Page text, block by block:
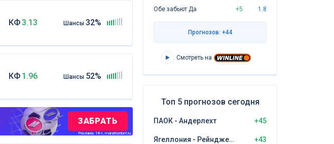
КФ3.13 Шансы 32%
КФ 1.96 Шансы 52%
ЗАБРАТЬ
Реклама. 18+, marathonbet.ru
Обе забьют Да
+5 1.8
Прогнозов: +44
Смотреть на
Топ 5 прогнозов сегодня
ПАОК - Андерлехт +45
Ягеллония - Рейнджерс +43